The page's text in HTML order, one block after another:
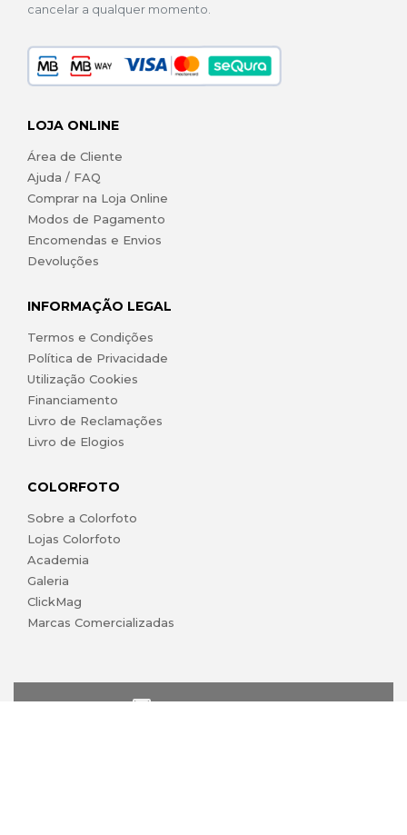
cancelar a qualquer momento.
LOJA ONLINE
Área de Cliente
Ajuda / FAQ
Comprar na Loja Online
Modos de Pagamento
Encomendas e Envios
Devoluções
INFORMAÇÃO LEGAL
Termos e Condições
Política de Privacidade
Utilização Cookies
Financiamento
Livro de Reclamações
Livro de Elogios
COLORFOTO
Sobre a Colorfoto
Lojas Colorfoto
Academia
Galeria
ClickMag
Marcas Comercializadas
lojaonline@colorfoto.pt